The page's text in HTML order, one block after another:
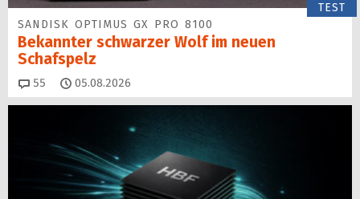
TEST
SANDISK OPTIMUS GX PRO 8100
Bekannter schwarzer Wolf im neuen
Schafspelz
55 Kommentare
05.08.2026